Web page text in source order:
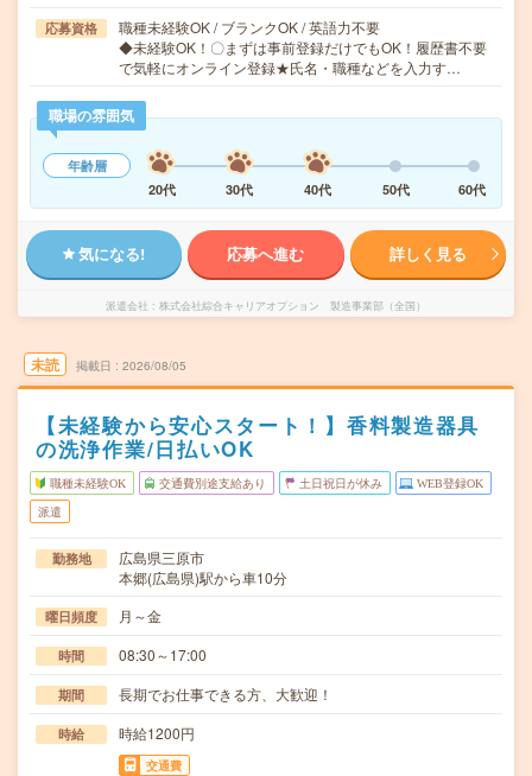
応募資格
職種未経験OK / ブランクOK / 英語力不要
◆未経験OK！〇まずは事前登録だけでもOK！履歴書不要
で気軽にオンライン登録★氏名・職種などを入力す…
職場の雰囲気
年齢層
20代
30代 40代 50代 60代
気になる! 応募へ進む 詳しく見る
派遣会社 株式会社綜合キャリアオプション 製造事業部（全国）
未読 掲載日 2026/08/05
【未経験から安心スタート！】香料製造器具
の洗浄作業/日払いOK
職種未経験OK 交通費別途支給あり 土日祝日が休み WEB登録OK
派遣
勤務地
広島県三原市
本郷(広島県)駅から車10分
曜日頻度 月～金
時間 08:30～17:00
期間 長期でお仕事できる方、大歓迎！
時給 時給1200円
交通費